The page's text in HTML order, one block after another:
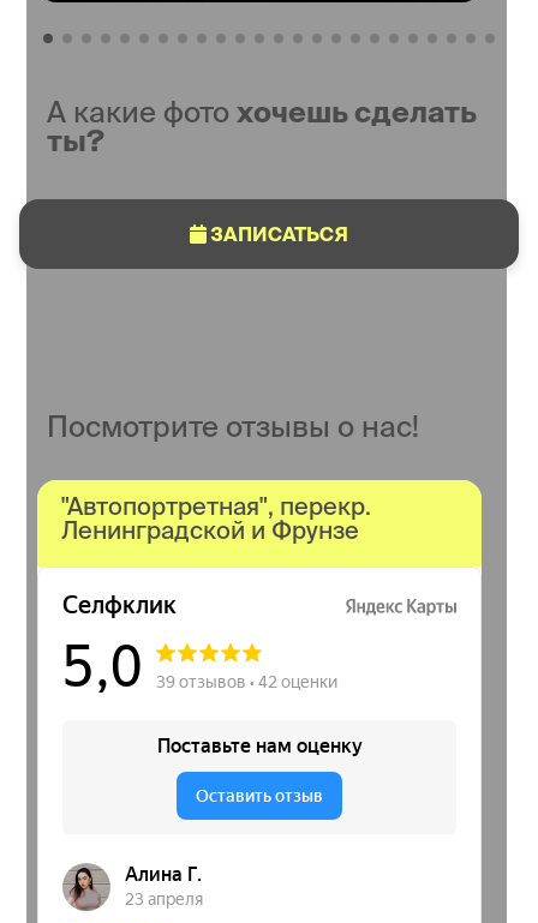
А какие фото хочешь сделать
ты?
ЗАПИСАТЬСЯ
Посмотрите отзывы о нас!
"Автопортретная", перекр.
Ленинградской и Фрунзе